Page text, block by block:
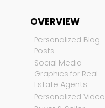
OVERVIEW
Personalized Blog
Posts
Social Media
Graphics for Real
Estate Agents
Personalized Video